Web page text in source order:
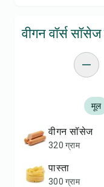
वीगन वॉर्स सॉसेज
मूल
वीगन सॉसेज
320 ग्राम
पास्ता
300 ग्राम